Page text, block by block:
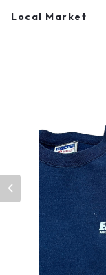
Local Market